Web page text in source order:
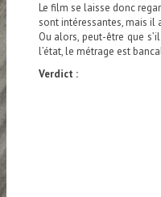
Le film se laisse donc
sont intéressantes, mais il
Ou alors, peut-être que
l’état, le métrage est
Verdict :